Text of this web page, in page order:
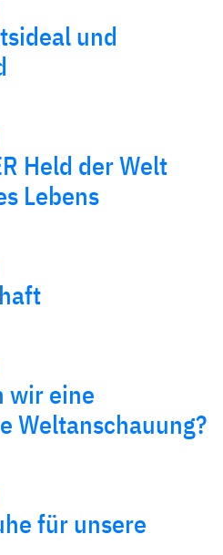
und
Held der Welt
Lebens
wir eine
Weltanschauung?
für unsere